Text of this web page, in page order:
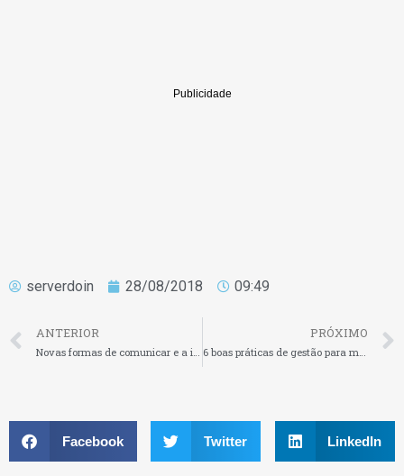
serverdoin 28/08/2018 09:49
ANTERIOR
Novas formas de comunicar e a importância do endomarketing nesse processo
PRÓXIMO
6 boas práticas de gestão para micro e pequenos empresários
Facebook Twitter LinkedIn